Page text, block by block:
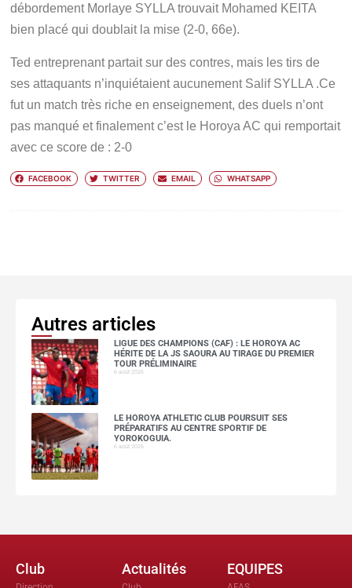
débordement Morlaye SYLLA trouvait Mohamed KEITA
bien placé qui doublait la mise (2-0, 66e).
Ted entreprenant partait sur des contres, mais les tirs de
ses attaquants n’inquiétaient aucunement Salif SYLLA .Ce
fut un match très riche en enseignement, des duels n’ont
pas manqué et finalement c’est le Horoya AC qui remportait
avec ce score de : 2-0
FACEBOOK TWITTER EMAIL WHATSAPP
Autres articles
LIGUE DES CHAMPIONS (CAF) : LE HOROYA AC
HÉRITE DE LA JS SAOURA AU TIRAGE DU PREMIER
TOUR PRÉLIMINAIRE
6 août 2026
LE HOROYA ATHLETIC CLUB POURSUIT SES
PRÉPARATIFS AU CENTRE SPORTIF DE
YOROKOGUIA.
6 août 2026
Club Actualités EQUIPES